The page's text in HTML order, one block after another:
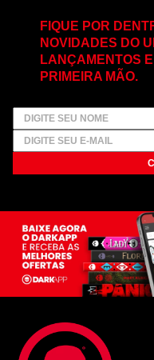
FIQUE POR
NOVIDADES DO
LANÇAMENTOS
PRIMEIRA MÃO.